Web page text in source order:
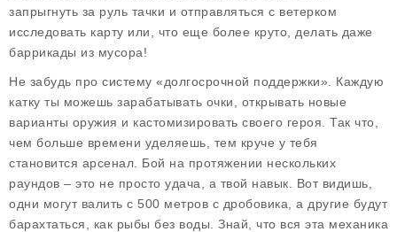
запрыгнуть за руль тачки и отправляться с ветерком
исследовать карту или, что еще более круто, делать даже
баррикады из мусора!
Не забудь про систему «долгосрочной поддержки». Каждую
катку ты можешь зарабатывать очки, открывать новые
варианты оружия и кастомизировать своего героя. Так что,
чем больше времени уделяешь, тем круче у тебя
становится арсенал. Бой на протяжении нескольких
раундов – это не просто удача, а твой навык. Вот видишь,
одни могут валить с 500 метров с дробовика, а другие будут
барахтаться, как рыбы без воды. Знай, что вся эта механика